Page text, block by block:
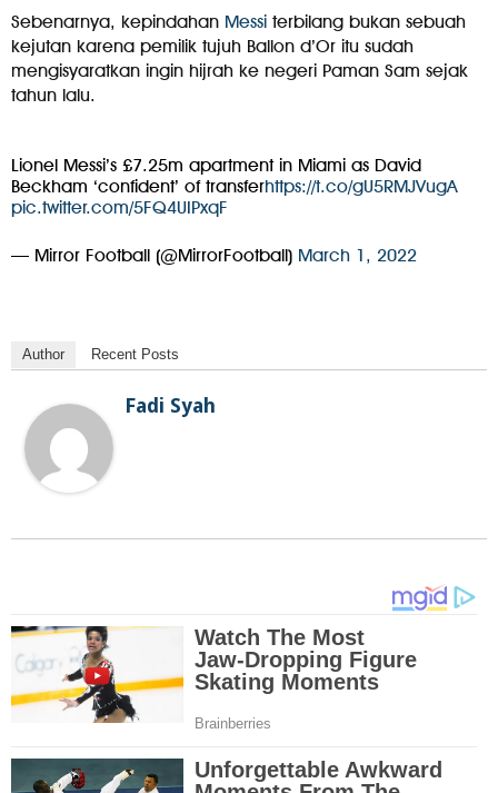
Sebenarnya, kepindahan Messi terbilang bukan sebuah
kejutan karena pemilik tujuh Ballon d’Or itu sudah
mengisyaratkan ingin hijrah ke negeri Paman Sam sejak
tahun lalu.
Lionel Messi’s £7.25m apartment in Miami as David
Beckham ‘confident’ of transferhttps://t.co/gU5RMJVugA
pic.twitter.com/5FQ4UIPxqF
— Mirror Football (@MirrorFootball) March 1, 2022
Author Recent Posts
Fadi Syah